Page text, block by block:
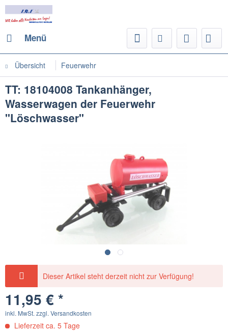
Menü
Übersicht Feuerwehr
TT: 18104008 Tankanhänger,
Wasserwagen der Feuerwehr
"Löschwasser"
Dieser Artikel steht derzeit nicht zur Verfügung!
11,95 € *
inkl. MwSt. zzgl. Versandkosten
Lieferzeit ca. 5 Tage